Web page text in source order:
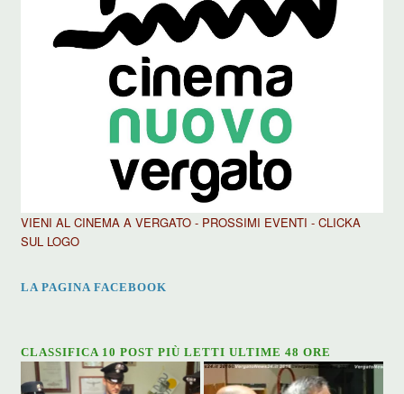
VIENI AL CINEMA A VERGATO - PROSSIMI EVENTI - CLICKA
SUL LOGO
LA PAGINA FACEBOOK
CLASSIFICA 10 POST PIÙ LETTI ULTIME 48 ORE